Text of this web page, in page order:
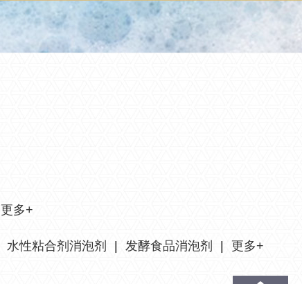
更多+
水性粘合剂消泡剂 | 发酵食品消泡剂 | 更多+